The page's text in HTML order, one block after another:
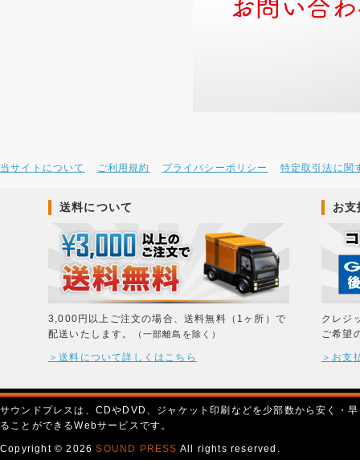
当サイトについて ご利用規約 プライバシーポリシー 特定取引法に関
送料について
3,000円以上ご注文の場合、送料無料（1ヶ所）で
配送いたします。
（一部離島を除く）
＞送料について詳しくはこちら
お
クレジ
ご希望
＞お支
サウンドプレスは、CDやDVD、ジャケット印刷などを少部数から安く・
ることができるWebサービスです。
Copyright © 2026SOUND PRESS All rights reserved.